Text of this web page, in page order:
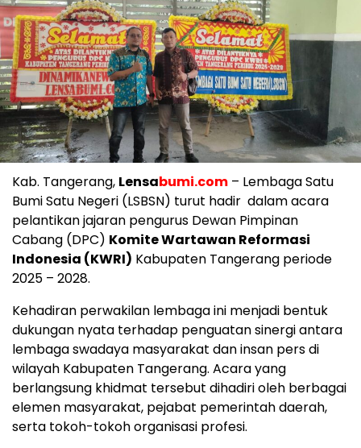
Kab. Tangerang, Lensabumi.com – Lembaga Satu
Bumi Satu Negeri (LSBSN) turut hadir dalam acara
pelantikan jajaran pengurus Dewan Pimpinan
Cabang (DPC) Komite Wartawan Reformasi
Indonesia (KWRI) Kabupaten Tangerang periode
2025 – 2028.
Kehadiran perwakilan lembaga ini menjadi bentuk
dukungan nyata terhadap penguatan sinergi antara
lembaga swadaya masyarakat dan insan pers di
wilayah Kabupaten Tangerang. Acara yang
berlangsung khidmat tersebut dihadiri oleh berbagai
elemen masyarakat, pejabat pemerintah daerah,
serta tokoh-tokoh organisasi profesi.